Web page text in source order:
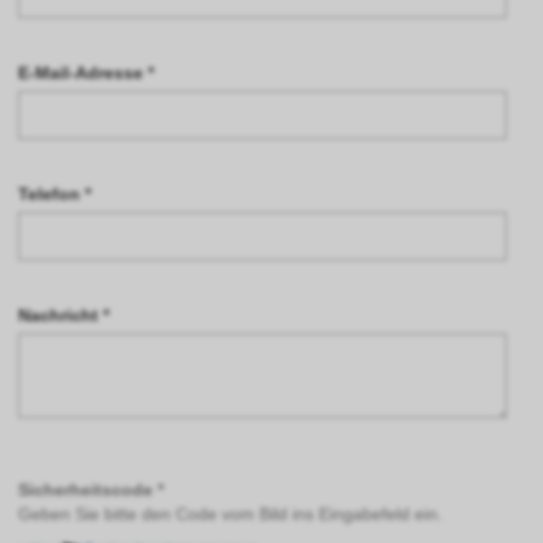
E-Mail-Adresse *
Telefon *
Nachricht *
Sicherheitscode *
Geben Sie bitte den Code vom Bild ins Eingabefeld ein.